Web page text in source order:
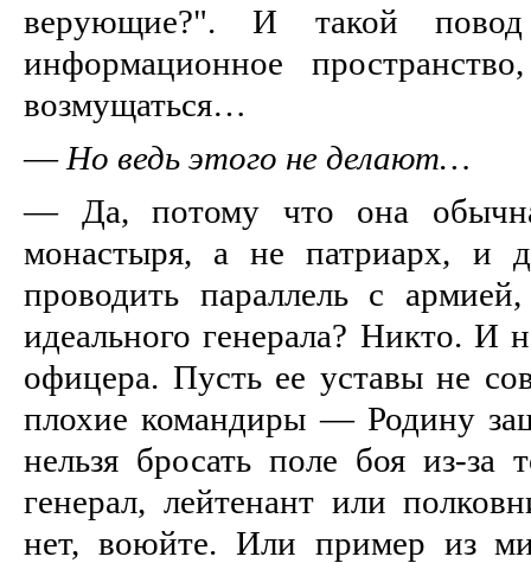
верующие?". И такой
информационное
возмущаться…
— Но ведь этого не делают…
— Да, потому что она
монастыря, а не патриарх, и
проводить параллель с
идеального генерала? Никто. И
офицера. Пусть ее уставы не
плохие командиры — Родину
нельзя бросать поле боя из-
генерал, лейтенант или
нет, воюйте. Или пример из